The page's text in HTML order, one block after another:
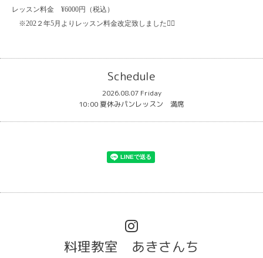
レッスン料金 ¥6000円（税込）
※202２年5月よりレッスン料金改定致しました🙇‍♀️
Schedule
2026.08.07 Friday
10:00 夏休みパンレッスン 満席
料理教室 あきさんち